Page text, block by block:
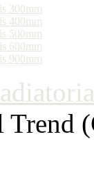
300mm
400mm
500mm
600mm
900mm
Trend